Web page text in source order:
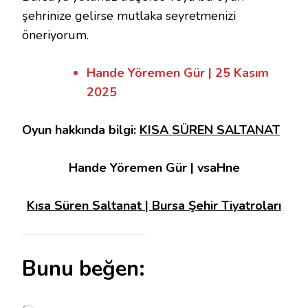
şehrinize gelirse mutlaka seyretmenizi
öneriyorum.
Hande Yöremen Gür | 25 Kasım
2025
Oyun hakkında bilgi: KISA SÜREN SALTANAT
Hande Yöremen Gür | vsaHne
Kısa Süren Saltanat | Bursa Şehir Tiyatroları
Bunu beğen: